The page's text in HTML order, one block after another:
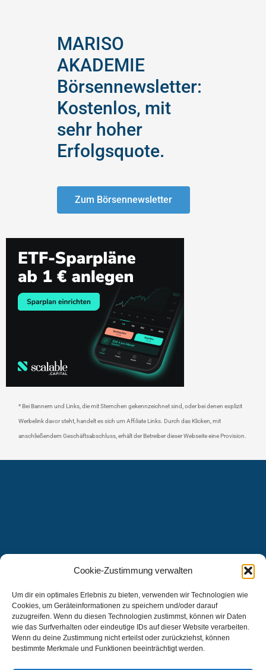
Cookie-Zustimmung verwalten
Um dir ein optimales Erlebnis zu bieten, verwenden wir Technologien wie
Cookies, um Geräteinformationen zu speichern und/oder darauf
zuzugreifen. Wenn du diesen Technologien zustimmst, können wir Daten
wie das Surfverhalten oder eindeutige IDs auf dieser Website verarbeiten.
Wenn du deine Zustimmung nicht erteilst oder zurückziehst, können
bestimmte Merkmale und Funktionen beeinträchtigt werden.
MARISO
AKADEMIE
Börsennewsletter:
Kostenlos, mit
sehr hoher
Erfolgsquote.
Zum Börsennewsletter
* Bei Bannern und Links, die mit Sternchen gekennzeichnet sind, oder bei denen explizit
Werbelink davor steht, handelt es sich um Affiliate Links. Durch das Klicken, mit
anschließendem Geschäftsabschluss, erhält der Betreiber dieser Webseite eine Provision.